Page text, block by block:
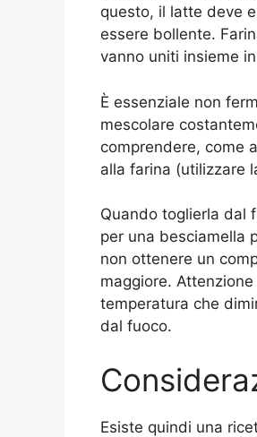
questo, il latte deve
essere bollente.
vanno uniti insieme
È essenziale non
mescolare
comprendere, come
alla farina (utilizzare
Quando toglierla dal
per una besciamella
non ottenere un
maggiore.
temperatura che
dal fuoco.
Esiste quindi una